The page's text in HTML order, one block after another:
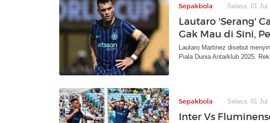
Sepakbola Selasa, 01 Jul
Lautaro 'Serang'
Gak Mau di Sini,
Lautaro Martinez disebut
Piala Dunia Antarklub 2025.
Sepakbola Selasa, 01 Jul
Inter Vs